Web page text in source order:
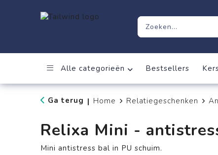
Alle categorieën Bestsellers
Ga terug | Home Relatiegeschenken
Relixa Mini -
Mini antistress bal in PU schuim.